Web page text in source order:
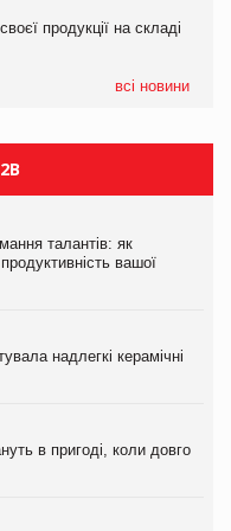
продукції на складі
всі новини
вироби на
продукції на складі
талантів: як
вашої
надлегкі керамічні
в пригоді, коли довго